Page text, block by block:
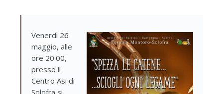
Venerdì 26
maggio, alle
ore 20.00,
presso il
Centro Asi di
Solofra si